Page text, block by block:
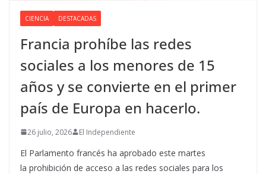
CIENCIA DESTACADAS
Francia prohíbe las redes
sociales a los menores de 15
años y se convierte en el primer
país de Europa en hacerlo.
26 julio, 2026 El Independiente
El Parlamento francés ha aprobado este martes
la prohibición de acceso a las redes sociales para los